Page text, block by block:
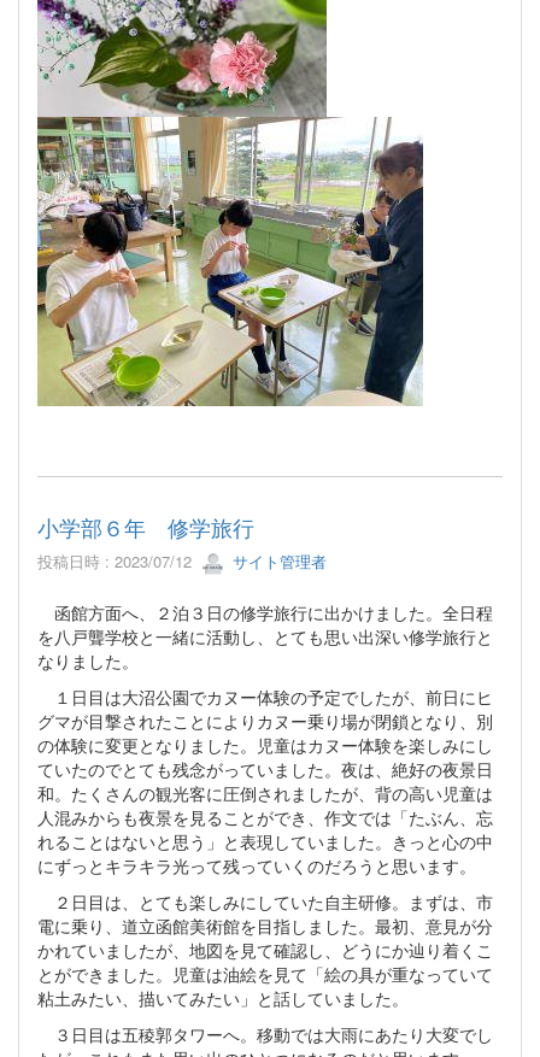
小学部６年 修学旅行
投稿日時 : 2023/07/12 サイト管理者
函館方面へ、２泊３日の修学旅行に出かけました。全日程
を八戸聾学校と一緒に活動し、とても思い出深い修学旅行と
なりました。
１日目は大沼公園でカヌー体験の予定でしたが、前日にヒ
グマが目撃されたことによりカヌー乗り場が閉鎖となり、別
の体験に変更となりました。児童はカヌー体験を楽しみにし
ていたのでとても残念がっていました。夜は、絶好の夜景日
和。たくさんの観光客に圧倒されましたが、背の高い児童は
人混みからも夜景を見ることができ、作文では「たぶん、忘
れることはないと思う」と表現していました。きっと心の中
にずっとキラキラ光って残っていくのだろうと思います。
２日目は、とても楽しみにしていた自主研修。まずは、市
電に乗り、道立函館美術館を目指しました。最初、意見が分
かれていましたが、地図を見て確認し、どうにか辿り着くこ
とができました。児童は油絵を見て「絵の具が重なっていて
粘土みたい、描いてみたい」と話していました。
３日目は五稜郭タワーへ。移動では大雨にあたり大変でし